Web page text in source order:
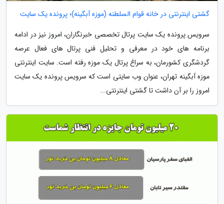
گشتی اینترنتی در خانه قوام السلطنه (موزه آبگینه)؛ پرونده یک سایت
سرویس پرونده یک سایت پرتال تخصصی خبرنگاران، امروز نیز در ادامه
برنامه های خود در معرفی و تحلیل فنی پرتال های فعال عرصه
گردشگری کشورمان، به سراغ پرتال یک موزه رفته است. سایت اینترنتی
موزه آبگینه تهران، عنوان وب سایتی است که سرویس پرونده یک سایت
امروز را بر آن داشت تا گشتی اینترنتی...